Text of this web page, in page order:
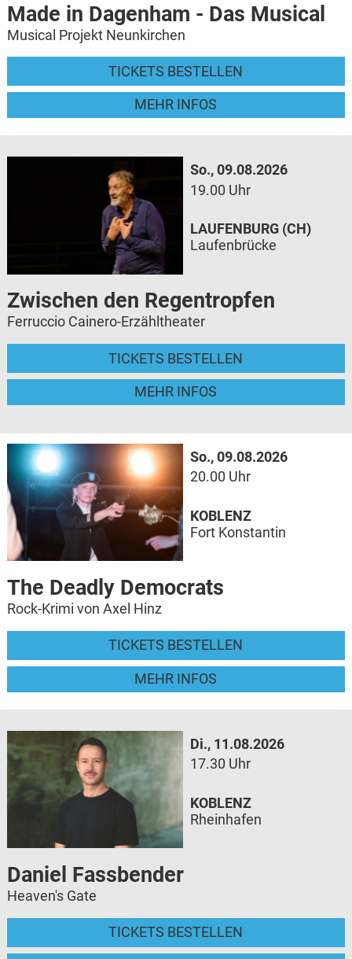
Made in Dagenham - Das Musical
Musical Projekt Neunkirchen
TICKETS BESTELLEN
MEHR INFOS
So., 09.08.2026
19.00 Uhr
Zwischen den Regentropfen
Ferruccio Cainero-Erzähltheater
TICKETS BESTELLEN
MEHR INFOS
LAUFENBURG (CH)
Laufenbrücke
So., 09.08.2026
20.00 Uhr
The Deadly Democrats
Rock-Krimi von Axel Hinz
TICKETS BESTELLEN
MEHR INFOS
KOBLENZ
Fort Konstantin
Di., 11.08.2026
17.30 Uhr
Daniel Fassbender
Heaven's Gate
TICKETS BESTELLEN
KOBLENZ
Rheinhafen